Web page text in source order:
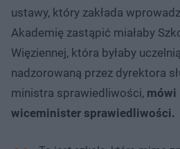
ustawy, który zakłada
Akademię zastąpić miałaby
Więziennej, która byłaby
nadzorowaną przez dyrektora
ministra sprawiedliwości, mówi
wiceminister sprawiedliwości.